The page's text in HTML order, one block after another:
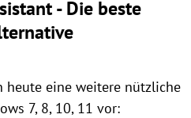
- Die beste
heute eine weitere nützliche
7, 8, 10, 11 vor: